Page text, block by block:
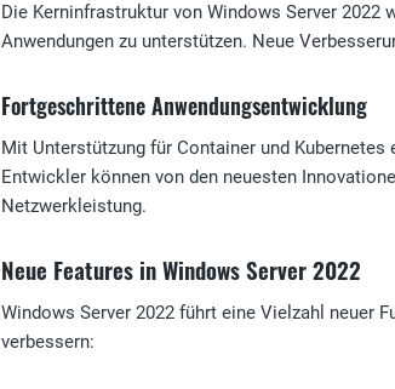
Die Kerninfrastruktur von Windows Server
Anwendungen zu unterstützen. Neue
Fortgeschrittene Anwendungsentwicklung
Mit Unterstützung für Container und
Entwickler können von den neuesten
Netzwerkleistung.
Neue Features in Windows Server 2022
Windows Server 2022 führt eine Vielzahl neuer
verbessern: